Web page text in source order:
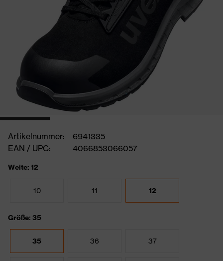
Artikelnummer:
6941335
EAN / UPC:
4066853066057
Weite: 12
10 11 12
Größe: 35
35 36 37